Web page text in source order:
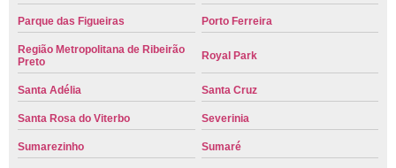
Parque das Figueiras Porto Ferreira
Região Metropolitana de Ribeirão
Preto
Royal Park
Santa Adélia Santa Cruz
Santa Rosa do Viterbo Severinia
Sumarezinho Sumaré